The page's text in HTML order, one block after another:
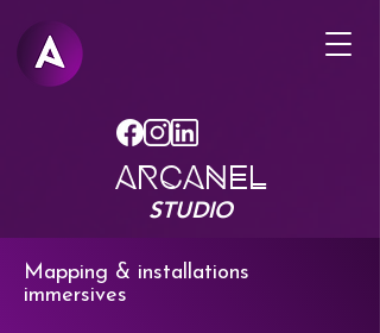
Arcanel
STUDIO
Mapping & installations
immersives